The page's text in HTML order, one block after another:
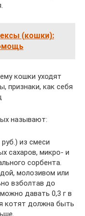
(кошки):
кошки уходят
признаки, как себя
называют:
из смеси
сахаров, микро- и
сорбента.
молозивом или
взболтав до
давать 0,3 г в
котят должна быть